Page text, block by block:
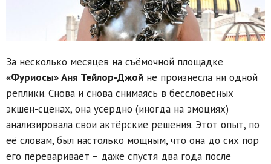
За несколько месяцев на съёмочной площадке
«Фуриосы» Аня Тейлор-Джой не произнесла ни одной
реплики. Снова и снова снимаясь в бессловесных
экшен-сценах, она усердно (иногда на эмоциях)
анализировала свои актёрские решения. Этот опыт, по
её словам, был настолько мощным, что она до сих пор
его переваривает – даже спустя два года после